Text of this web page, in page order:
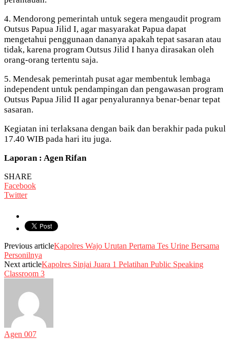
4. Mendorong pemerintah untuk segera mengaudit program
Outsus Papua Jilid I, agar masyarakat Papua dapat
mengetahui penggunaan dananya apakah tepat sasaran atau
tidak, karena program Outsus Jilid I hanya dirasakan oleh
orang-orang tertentu saja.
5. Mendesak pemerintah pusat agar membentuk lembaga
independent untuk pendampingan dan pengawasan program
Outsus Papua Jilid II agar penyalurannya benar-benar tepat
sasaran.
Kegiatan ini terlaksana dengan baik dan berakhir pada pukul
17.40 WIB pada hari itu juga.
Laporan : Agen Rifan
SHARE
Facebook
Twitter
Previous articleKapolres Wajo Urutan Pertama Tes Urine Bersama
Personilnya
Next articleKapolres Sinjai Juara 1 Pelatihan Public Speaking
Classroom 3
Agen 007